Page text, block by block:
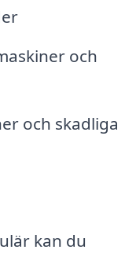
och
och skadliga
kan du